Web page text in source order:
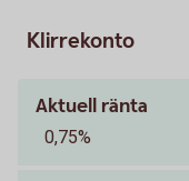
Klirrekonto
Aktuell ränta
0,75%